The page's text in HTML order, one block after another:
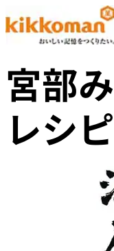
宮部
レシピ